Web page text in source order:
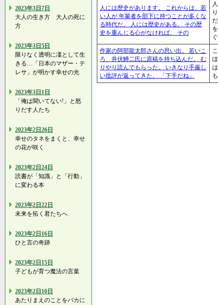
2023年3日7日
大人の生き方 大人の死に
方
2023年3日5日
限りなく透明に凜として生
きる…「日本のマザー・テ
レサ」が明かす幸せの光
2023年3日1日
「俺は聞いてない!」と怒
りだす人たち
2023年2日26日
幸せのタネをまくと、幸せ
の花が咲く
2023年2日24日
読書が「知識」と「行動」
に変わる本
2023年2日22日
未来を拓く君たちへ
2023年2日16日
ひと言の奇跡
2023年2日15日
子どもが育つ魔法の言葉
2023年2日10日
あたりまえのことをバカに
人には歴史があります。 これからは、若
い人が 年輩者を部下に持つことが多くな
る時代だ。 人には歴史がある。 その歴
史を重んじる心がなければ、 その
ぐ
作家の阿部龍太郎さんの思い出。 若いこ
ろ、井伏鱒二氏に原稿を持ち込んだ。 む
りやり読んでもらった。 いきなり手厳し
い批評が返ってきた。 「下手だね」